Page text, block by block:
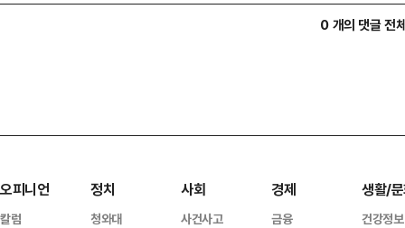
0 개의 댓글 전
오피니언
칼럼
정치
청와대
사회
사건사고
경제
금융
생활/
건강정보